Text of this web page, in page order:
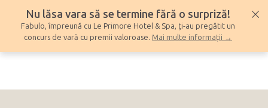
conținut
Nu lăsa vara să se termine fără o surpriză!
Fabulo, împreună cu Le Primore Hotel & Spa, ți-au pregătit un
concurs de vară cu premii valoroase. Mai multe informații →